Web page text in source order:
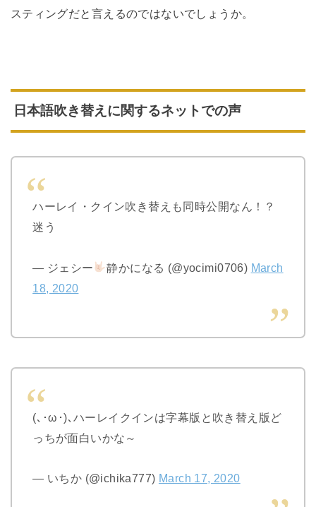
スティングだと言えるのではないでしょうか。
日本語吹き替えに関するネットでの声
ハーレイ・クイン吹き替えも同時公開なん！？
迷う
— ジェシー 静かになる (@yocimi0706) March
18, 2020
(､･ω･)､ハーレイクインは字幕版と吹き替え版ど
っちが面白いかな～
— いちか (@ichika777) March 17, 2020